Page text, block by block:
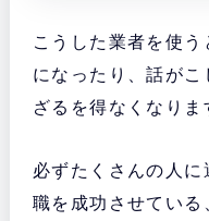
こうした業者を使う
になったり、話がこ
ざるを得なくなりま
必ずたくさんの人に
職を成功させている